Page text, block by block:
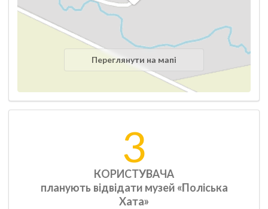
Переглянути на мапі
3
КОРИСТУВАЧА
планують відвідати музей «Поліська
Хата»